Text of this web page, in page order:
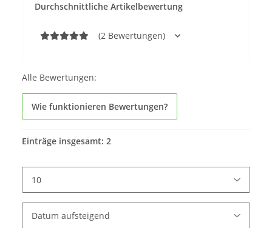
Durchschnittliche Artikelbewertung
(2 Bewertungen)
Alle Bewertungen:
Wie funktionieren Bewertungen?
Einträge insgesamt: 2